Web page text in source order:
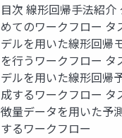
目次 線形回帰手法紹介
めてのワークフロー タ
デルを用いた線形回帰
を行うワークフロー タ
デルを用いた線形回帰
成するワークフロー タ
徴量データを用いた予
するワークフロー